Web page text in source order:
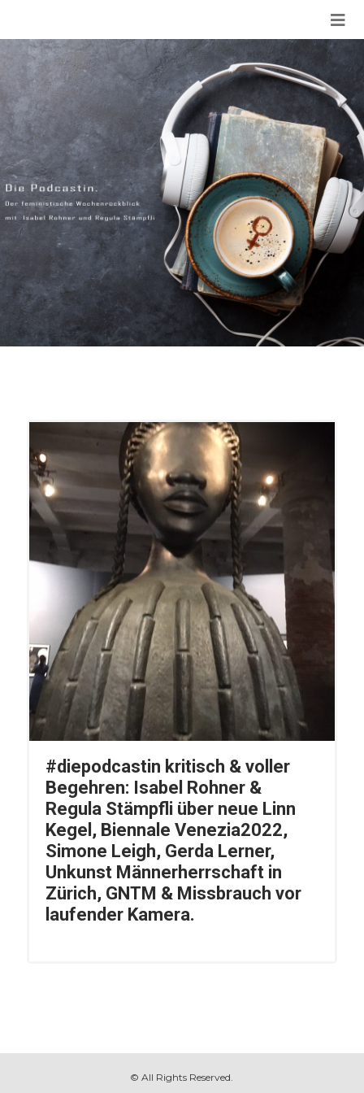
#diepodcastin kritisch & voller
Begehren: Isabel Rohner &
Regula Stämpfli über neue Linn
Kegel, Biennale Venezia2022,
Simone Leigh, Gerda Lerner,
Unkunst Männerherrschaft in
Zürich, GNTM & Missbrauch vor
laufender Kamera.
© All Rights Reserved.